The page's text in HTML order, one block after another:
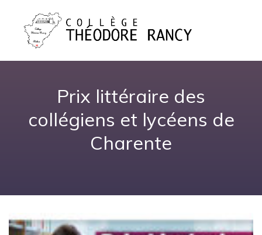
Prix littéraire des
collégiens et lycéens de
Charente